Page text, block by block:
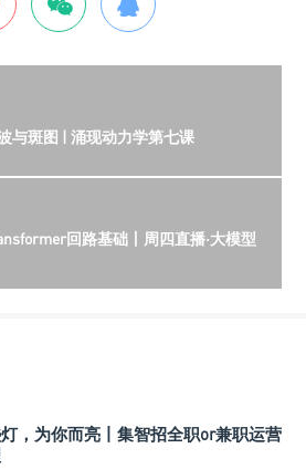
与斑图 | 涌现动力学第七课
回路基础丨周四直播·大模型
，为你而亮丨集智招全职or兼职运营